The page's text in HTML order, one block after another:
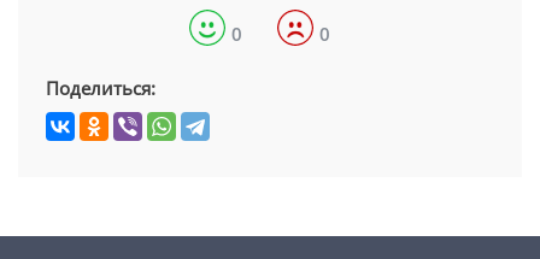
0 0
Поделиться: